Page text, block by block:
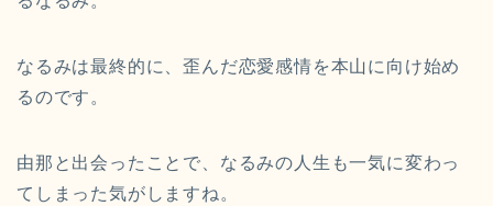
なるみは最終的に、歪んだ恋愛感情を本山に向け始め
るのです。
由那と出会ったことで、なるみの人生も一気に変わっ
てしまった気がしますね。